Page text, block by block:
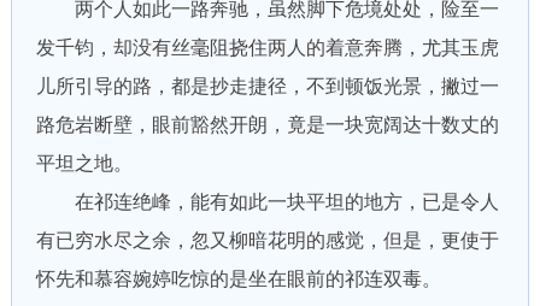
两个人如此一路奔驰，虽然脚下危境处处，险至一
发千钧，却没有丝毫阻挠住两人的着意奔腾，尤其玉虎
儿所引导的路，都是抄走捷径，不到顿饭光景，撇过一
路危岩断壁，眼前豁然开朗，竟是一块宽阔达十数丈的
平坦之地。
在祁连绝峰，能有如此一块平坦的地方，已是令人
有已穷水尽之余，忽又柳暗花明的感觉，但是，更使于
怀先和慕容婉婷吃惊的是坐在眼前的祁连双毒。